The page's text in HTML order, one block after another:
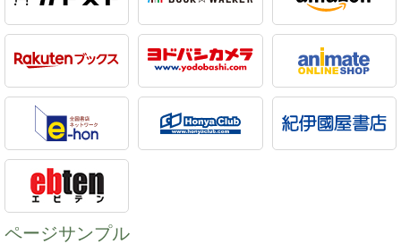
ページサンプル